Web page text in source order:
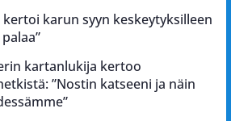
karun syyn keskeytyksilleen
kartanlukija kertoo
”Nostin katseeni ja näin